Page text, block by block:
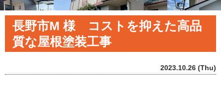
長野市M 様 コストを抑えた高品
質な屋根塗装工事
2023.10.26 (Thu)